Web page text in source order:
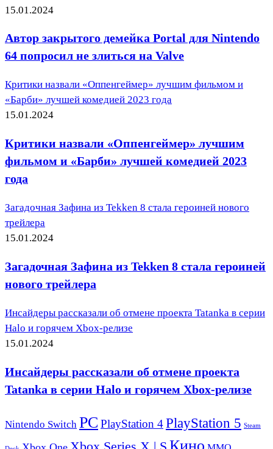
15.01.2024
Автор закрытого демейка Portal для Nintendo
64 попросил не злиться на Valve
Критики назвали «Оппенгеймер» лучшим фильмом и
«Барби» лучшей комедией 2023 года
15.01.2024
Критики назвали «Оппенгеймер» лучшим
фильмом и «Барби» лучшей комедией 2023
года
Загадочная Зафина из Tekken 8 стала героиней нового
трейлера
15.01.2024
Загадочная Зафина из Tekken 8 стала героиней
нового трейлера
Инсайдеры рассказали об отмене проекта Tatanka в серии
Halo и горячем Xbox-релизе
15.01.2024
Инсайдеры рассказали об отмене проекта
Tatanka в серии Halo и горячем Xbox-релизе
Nintendo Switch PC PlayStation 4PlayStation 5 Steam
Кино